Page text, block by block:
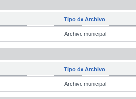
Tipo de Archivo
Archivo municipal
Tipo de Archivo
Archivo municipal